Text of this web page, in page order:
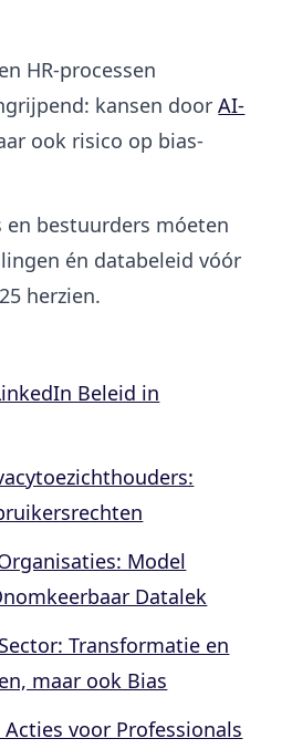
HR-processen
kansen doorAI-
ook risico op bias-
en bestuurders móeten
én databeleid vóór
herzien.
Beleid in
Model
Datalek
Transformatie en
maar ook Bias
voor Professionals